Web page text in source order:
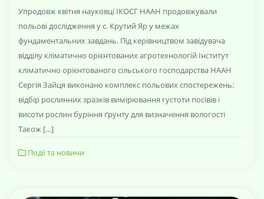
Упродовж квітня науковці ІКОСГ НААН продовжували
польові дослідження у с. Крутий Яр у межах
фундаментальних завдань. Під керівництвом завідувача
відділу кліматично орієнтованих агротехнологій Інститут
кліматично орієнтованого сільського господарства НААН
Сергія Зайця виконано комплекс польових спостережень:
відбір рослинних зразків вимірювання густоти посівів і
висоти рослин буріння ґрунту для визначення вологості
Також […]
Події та новини